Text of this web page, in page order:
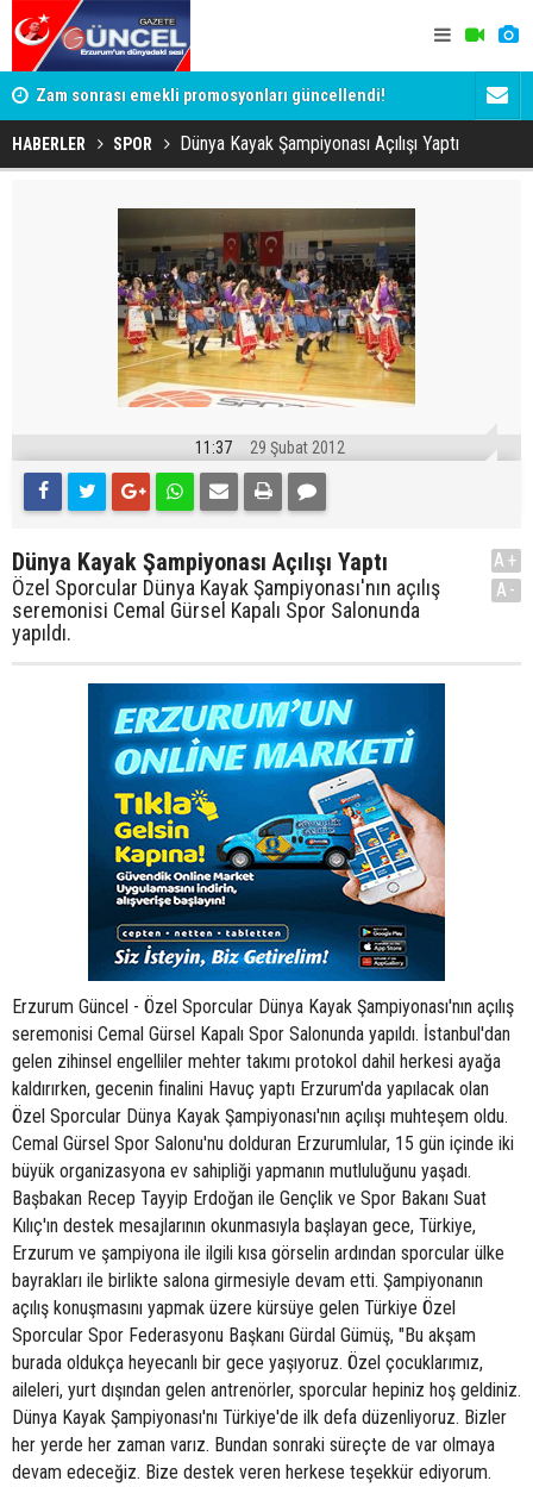
Zam sonrası emekli promosyonları güncellendi!
Ödemeler 32 bin TL'ye kadar çıkıyor
Salah
HABERLER SPOR Dünya Kayak Şampiyonası Açılışı Yaptı
11:37 29 Şubat 2012
Dünya Kayak Şampiyonası Açılışı Yaptı
Özel Sporcular Dünya Kayak Şampiyonası'nın açılış
seremonisi Cemal Gürsel Kapalı Spor Salonunda
yapıldı.
A+
A-
Erzurum Güncel - Özel Sporcular Dünya Kayak Şampiyonası'nın açılış
seremonisi Cemal Gürsel Kapalı Spor Salonunda yapıldı. İstanbul'dan
gelen zihinsel engelliler mehter takımı protokol dahil herkesi ayağa
kaldırırken, gecenin finalini Havuç yaptı Erzurum'da yapılacak olan
Özel Sporcular Dünya Kayak Şampiyonası'nın açılışı muhteşem oldu.
Cemal Gürsel Spor Salonu'nu dolduran Erzurumlular, 15 gün içinde iki
büyük organizasyona ev sahipliği yapmanın mutluluğunu yaşadı.
Başbakan Recep Tayyip Erdoğan ile Gençlik ve Spor Bakanı Suat
Kılıç'ın destek mesajlarının okunmasıyla başlayan gece, Türkiye,
Erzurum ve şampiyona ile ilgili kısa görselin ardından sporcular ülke
bayrakları ile birlikte salona girmesiyle devam etti. Şampiyonanın
açılış konuşmasını yapmak üzere kürsüye gelen Türkiye Özel
Sporcular Spor Federasyonu Başkanı Gürdal Gümüş, "Bu akşam
burada oldukça heyecanlı bir gece yaşıyoruz. Özel çocuklarımız,
aileleri, yurt dışından gelen antrenörler, sporcular hepiniz hoş geldiniz.
Dünya Kayak Şampiyonası'nı Türkiye'de ilk defa düzenliyoruz. Bizler
her yerde her zaman varız. Bundan sonraki süreçte de var olmaya
devam edeceğiz. Bize destek veren herkese teşekkür ediyorum.